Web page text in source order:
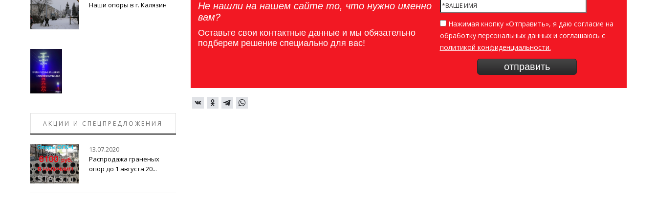
Не нашли на нашем сайте то, что нужно именно
вам?
Оставьте свои контактные данные и мы обязательно
подберем решение специально для вас!
Нажимая кнопку «Отправить», я даю согласие на
обработку персональных данных и соглашаюсь c
политикой конфиденциальности.
Наши опоры в г. Калязин
АКЦИИ И СПЕЦПРЕДЛОЖЕНИЯ
13.07.2020
Распродажа граненых
опор до 1 августа 20...